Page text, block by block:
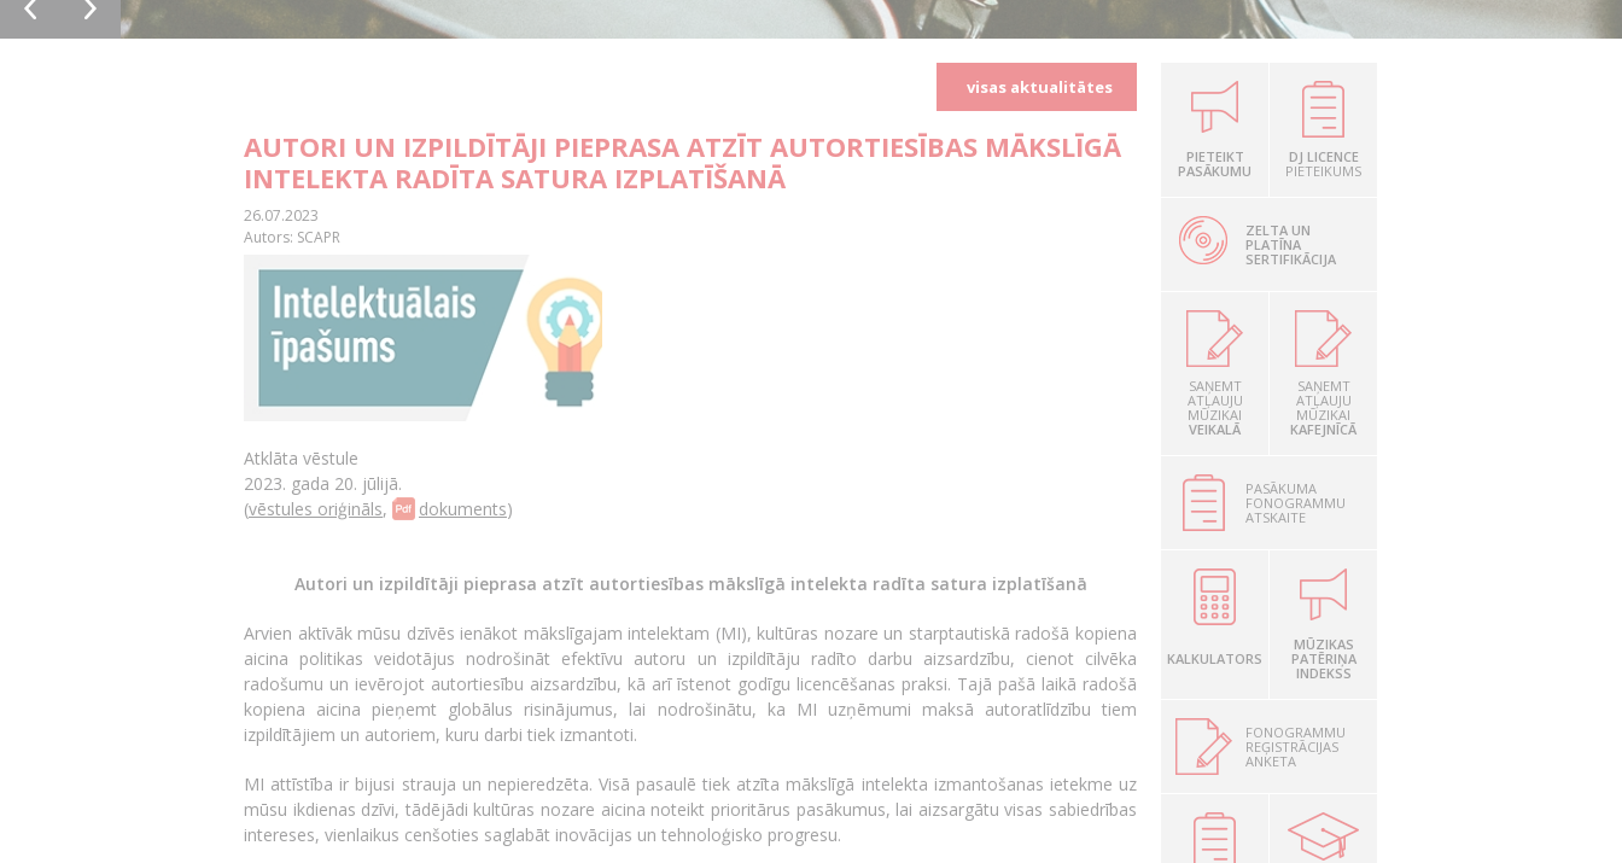
visas aktualitātes
AUTORI UN IZPILDĪTĀJI PIEPRASA ATZĪT AUTORTIESĪBAS MĀKSLĪGĀ
INTELEKTA RADĪTA SATURA IZPLATĪŠANĀ
26.07.2023
Autors: SCAPR
Atklāta vēstule
2023. gada 20. jūlijā.
(vēstules oriģināls, dokuments)
Autori un izpildītāji pieprasa atzīt autortiesības mākslīgā intelekta radīta satura izplatīšanā
Arvien aktīvāk mūsu dzīvēs ienākot mākslīgajam intelektam (MI), kultūras nozare un starptautiskā radošā kopiena
aicina politikas veidotājus nodrošināt efektīvu autoru un izpildītāju radīto darbu aizsardzību, cienot cilvēka
radošumu un ievērojot autortiesību aizsardzību, kā arī īstenot godīgu licencēšanas praksi. Tajā pašā laikā radošā
kopiena aicina pieņemt globālus risinājumus, lai nodrošinātu, ka MI uzņēmumi maksā autoratlīdzību tiem
izpildītājiem un autoriem, kuru darbi tiek izmantoti.
MI attīstība ir bijusi strauja un nepieredzēta. Visā pasaulē tiek atzīta mākslīgā intelekta izmantošanas ietekme uz
mūsu ikdienas dzīvi, tādējādi kultūras nozare aicina noteikt prioritārus pasākumus, lai aizsargātu visas sabiedrības
intereses, vienlaikus cenšoties saglabāt inovācijas un tehnoloģisko progresu.
PIETEIKT
PASĀKUMU
DJ LICENCE
PIETEIKUMS
ZELTA UN
PLATĪNA
SERTIFIKĀCIJA
SAŅEMT
ATĻAUJU
MŪZIKAI
VEIKALĀ
SAŅEMT
ATĻAUJU
MŪZIKAI
KAFEJNĪCĀ
PASĀKUMA
FONOGRAMMU
ATSKAITE
KALKULATORS
MŪZIKAS
PATĒRIŅA
INDEKSS
FONOGRAMMU
REĢISTRĀCIJAS
ANKETA